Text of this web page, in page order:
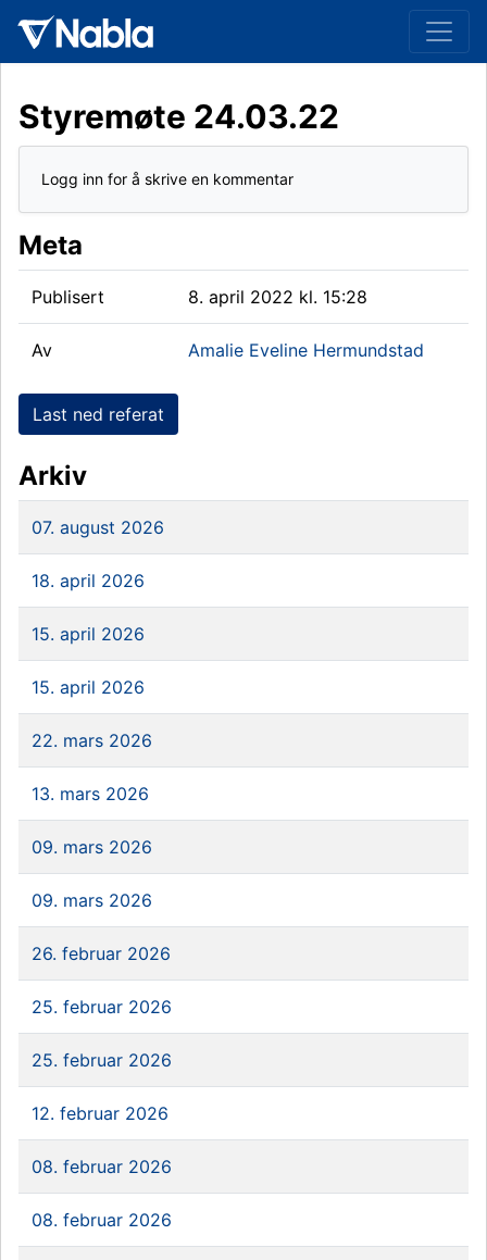
Styremøte 24.03.22
Logg inn for å skrive en kommentar
Meta
Publisert 8. april 2022 kl. 15:28
Av Amalie Eveline Hermundstad
Last ned referat
Arkiv
07. august 2026
18. april 2026
15. april 2026
15. april 2026
22. mars 2026
13. mars 2026
09. mars 2026
09. mars 2026
26. februar 2026
25. februar 2026
25. februar 2026
12. februar 2026
08. februar 2026
08. februar 2026